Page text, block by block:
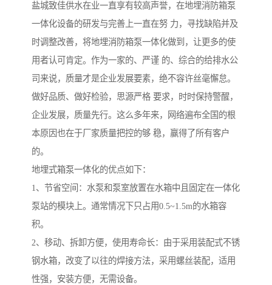
盐城致佳供水在业一直享有较高声誉，在地埋消防箱泵
一体化设备的研发与完善上一直在努 力，寻找缺陷并及
时调整改善，将地埋消防箱泵一体化做到，让更多的使
用者认可肯定。作为一家的、严谨 的、综合的给排水公
司来说，质量才是企业发展要素，绝不容许丝毫懈怠。
做好品质、做好检验，思源严格 要求，时时保持警醒，
企业发展，质量先行。这么多年来，网络遍布全国的根
本原因也在于厂家质量把控的够 稳，赢得了所有客户
的。
地埋式箱泵一体化的优点如下：
1、节省空间：水泵和泵室放置在水箱中且固定在一体化
泵站的模块上。通常情况下只占用0.5~1.5m的水箱容
积。
2、移动、拆卸方便，使用寿命长：由于采用装配式不锈
钢水箱，改变了以往的焊接方法，采用螺丝装配，适用
性强，安装方便，无需设备。